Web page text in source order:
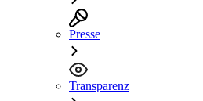
Presse
Transparenz